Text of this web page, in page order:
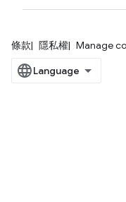
條款 隱私權 Manage